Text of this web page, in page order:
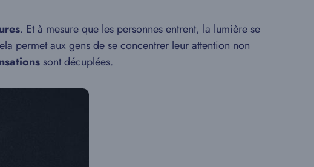
. Et à mesure que les personnes entrent, la lumière se
permet aux gens de seconcentrer leur attention non
sont décuplées.